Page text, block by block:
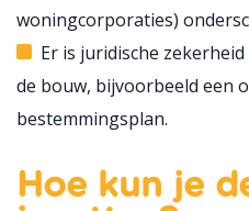
woningcorporaties)
Er is juridische
de bouw, bijvoorbeeld een
bestemmingsplan.
Hoe kun je